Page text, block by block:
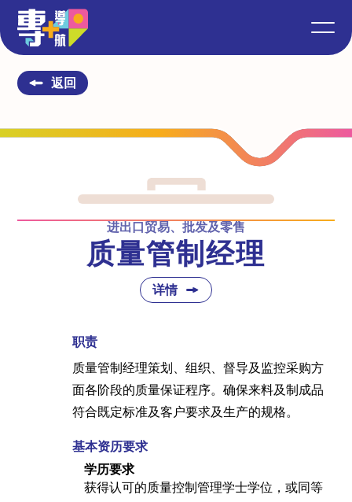
返回
进出口贸易、批发及零售
质量管制经理
详情
职责
质量管制经理策划、组织、督导及监控采购方
面各阶段的质量保证程序。确保来料及制成品
符合既定标准及客户要求及生产的规格。
基本资历要求
学历要求
获得认可的质量控制管理学士学位，或同等